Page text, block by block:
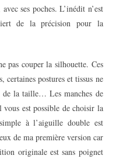
ses poches. L’inédit n’est
de la précision pour la
pas couper la silhouette. Ces
certaines postures et tissus ne
de la taille… Les manches de
est possible de choisir la
à l’aiguille double est
de ma première version car
originale est sans poignet